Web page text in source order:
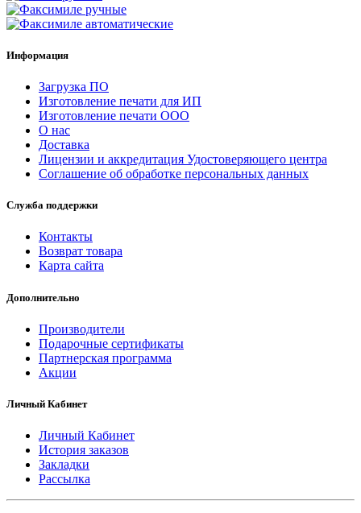
Информация
Загрузка ПО
Изготовление печати для ИП
Изготовление печати ООО
О нас
Доставка
Лицензии и аккредитация Удостоверяющего центра
Соглашение об обработке персональных данных
Служба поддержки
Контакты
Возврат товара
Карта сайта
Дополнительно
Производители
Подарочные сертификаты
Партнерская программа
Акции
Личный Кабинет
Личный Кабинет
История заказов
Закладки
Рассылка